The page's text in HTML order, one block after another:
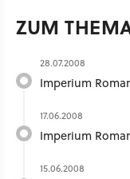
ZUM
28.07.2008
Imperium
17.06.2008
Imperium
15.06.2008